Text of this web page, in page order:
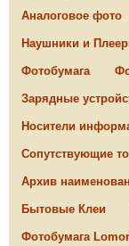
Аналоговое фото
Наушники и
Фотобумага
Зарядные
Носители
Сопутствующие
Архив
Бытовые Клеи
Фотобумага